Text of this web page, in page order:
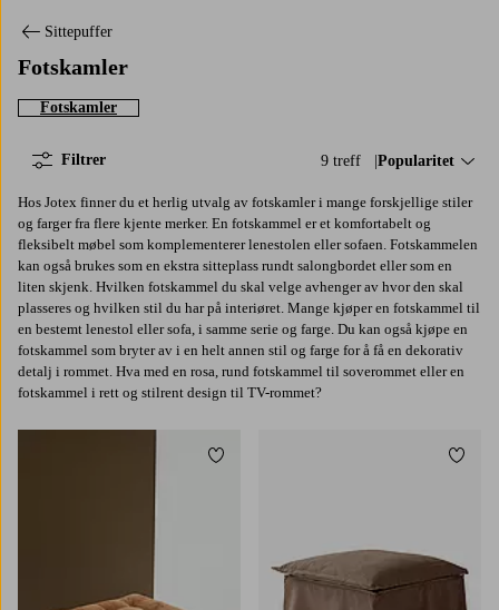
Sittepuffer
Fotskamler
Fotskamler
9 treff Sorter på:
Popularitet
Filtrer
Hos Jotex finner du et herlig utvalg av fotskamler i mange forskjellige stiler
og farger fra flere kjente merker. En fotskammel er et komfortabelt og
fleksibelt møbel som komplementerer lenestolen eller sofaen. Fotskammelen
kan også brukes som en ekstra sitteplass rundt salongbordet eller som en
liten skjenk. Hvilken fotskammel du skal velge avhenger av hvor den skal
plasseres og hvilken stil du har på interiøret. Mange kjøper en fotskammel til
en bestemt lenestol eller sofa, i samme serie og farge. Du kan også kjøpe en
fotskammel som bryter av i en helt annen stil og farge for å få en dekorativ
detalj i rommet. Hva med en rosa, rund fotskammel til soverommet eller en
fotskammel i rett og stilrent design til TV-rommet?
Legg til favoritter Legg